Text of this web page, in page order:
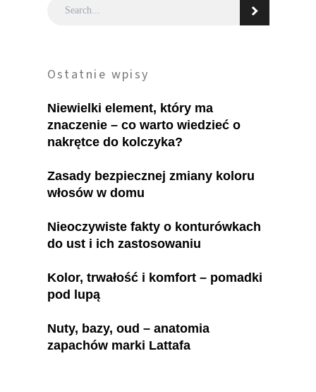
Ostatnie wpisy
Niewielki element, który ma
znaczenie – co warto wiedzieć o
nakrętce do kolczyka?
Zasady bezpiecznej zmiany koloru
włosów w domu
Nieoczywiste fakty o konturówkach
do ust i ich zastosowaniu
Kolor, trwałość i komfort – pomadki
pod lupą
Nuty, bazy, oud – anatomia
zapachów marki Lattafa